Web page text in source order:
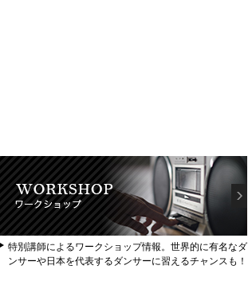
特別講師によるワークショップ情報。世界的に有名なダ
ンサーや日本を代表するダンサーに習えるチャンスも！